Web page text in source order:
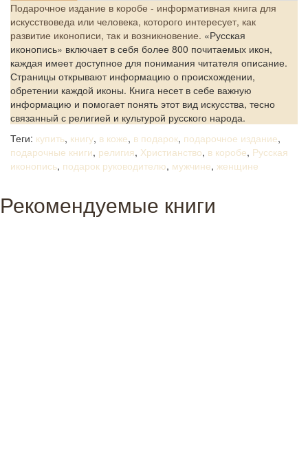
Подарочное издание в коробе - информативная книга для
искусствоведа или человека, которого интересует, как
развитие иконописи, так и возникновение. «Русская
иконопись» включает в себя более 800 почитаемых икон,
каждая имеет доступное для понимания читателя описание.
Страницы открывают информацию о происхождении,
обретении каждой иконы. Книга несет в себе важную
информацию и помогает понять этот вид искусства, тесно
связанный с религией и культурой русского народа.
Теги: купить, книгу, в коже, в подарок, подарочное издание,
подарочные книги, религия, Христианство, в коробе, Русская
иконопись, подарок руководителю, мужчине, женщине
Рекомендуемые книги